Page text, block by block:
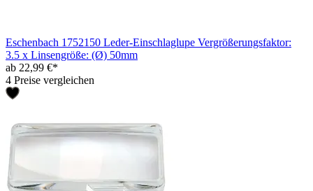
Eschenbach 1752150 Leder-Einschlaglupe Vergrößerungsfaktor:
3.5 x Linsengröße: (Ø) 50mm
ab 22,99 €*
4 Preise vergleichen